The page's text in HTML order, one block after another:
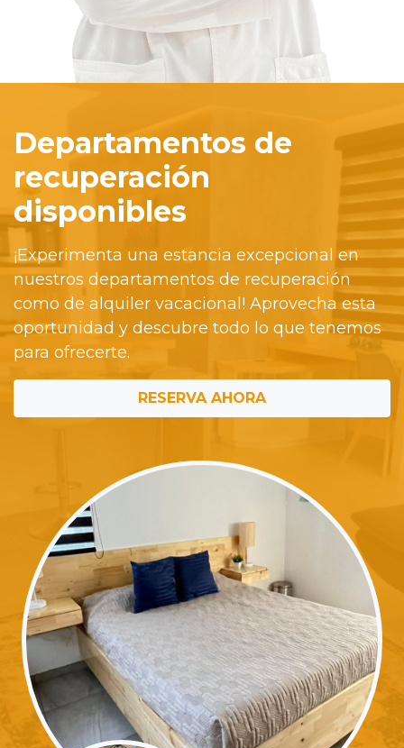
Departamentos de
recuperación
disponibles
¡Experimenta una estancia excepcional en
nuestros departamentos de recuperación
como de alquiler vacacional! Aprovecha esta
oportunidad y descubre todo lo que tenemos
para ofrecerte.
RESERVA AHORA